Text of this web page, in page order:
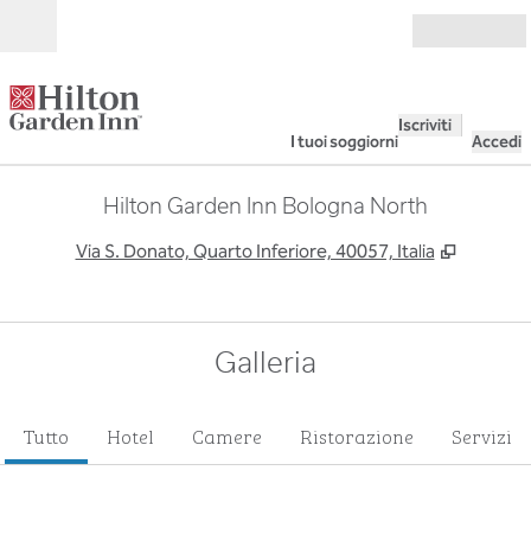
I tuoi soggiorni
Iscriviti
Accedi
Hilton Garden Inn Bologna North
Via S. Donato, Quarto Inferiore, 40057, Italia ,
Galleria
Tutto Hotel Camere Ristorazione Servizi